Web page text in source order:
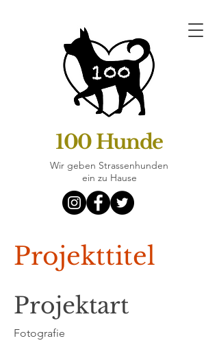
100 Hunde
Wir geben Strassenhunden
ein zu Hause
Projekttitel
Projektart
Fotografie